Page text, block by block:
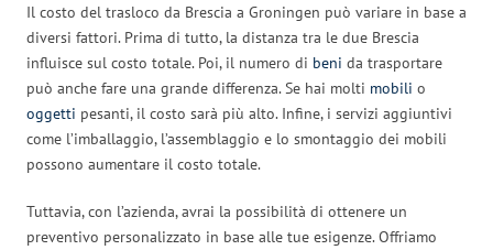
Il costo del trasloco da Brescia a Groningen può variare in base a
diversi fattori. Prima di tutto, la distanza tra le due Brescia
influisce sul costo totale. Poi, il numero di beni da trasportare
può anche fare una grande differenza. Se hai molti mobili o
oggetti pesanti, il costo sarà più alto. Infine, i servizi aggiuntivi
come l’imballaggio, l’assemblaggio e lo smontaggio dei mobili
possono aumentare il costo totale.
Tuttavia, con l’azienda, avrai la possibilità di ottenere un
preventivo personalizzato in base alle tue esigenze. Offriamo